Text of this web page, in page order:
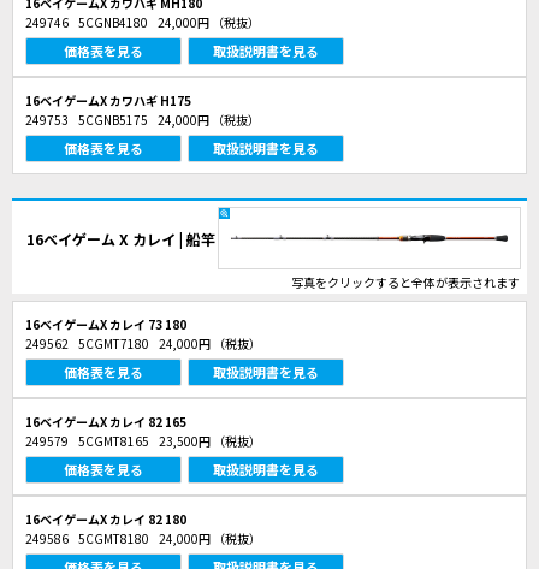
249746 5CGNB4180 24,000円 （税抜）
価格表を見る 取扱説明書を見る
16ベイゲームX カワハギ H175
249753 5CGNB5175 24,000円 （税抜）
価格表を見る 取扱説明書を見る
16ベイゲーム X カレイ | 船竿
写真をクリックすると全体が表示されます
16ベイゲームX カレイ 73 180
249562 5CGMT7180 24,000円 （税抜）
価格表を見る 取扱説明書を見る
16ベイゲームX カレイ 82 165
249579 5CGMT8165 23,500円 （税抜）
価格表を見る 取扱説明書を見る
16ベイゲームX カレイ 82 180
249586 5CGMT8180 24,000円 （税抜）